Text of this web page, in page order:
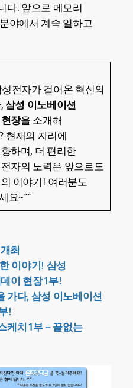
다. 앞으로 메모리
야에서 계속 일하고
전자가 걸어온 혁신의
삼성 이노베이션
장을 소개해
현재의 자리에
하며, 더 편리한
자의 노력은 앞으로도
이야기! 여러분도
요~^^
최
이야기! 삼성
이 현장 1부!
가다, 삼성 이노베이션
!
케치 1부 – 끝없는